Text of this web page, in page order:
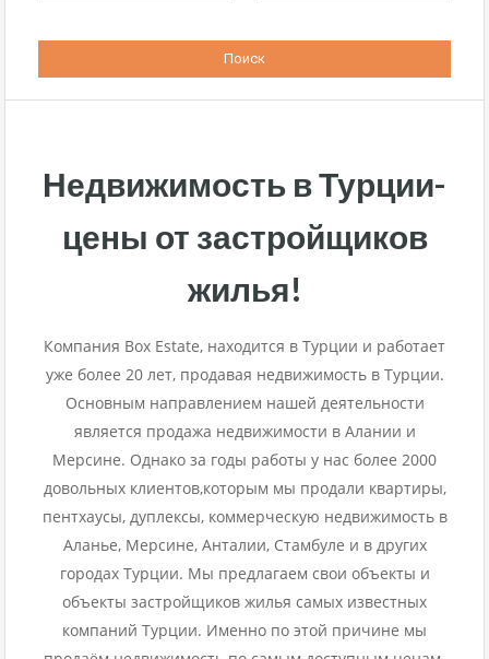
Недвижимость в Турции-
цены от застройщиков
жилья!
Компания Box Estate, находится в Турции и работает
уже более 20 лет, продавая недвижимость в Турции.
Основным направлением нашей деятельности
является продажа недвижимости в Алании и
Мерсине. Однако за годы работы у нас более 2000
довольных клиентов,которым мы продали квартиры,
пентхаусы, дуплексы, коммерческую недвижимость в
Аланье, Мерсине, Анталии, Стамбуле и в других
городах Турции. Мы предлагаем свои объекты и
объекты застройщиков жилья самых известных
компаний Турции. Именно по этой причине мы